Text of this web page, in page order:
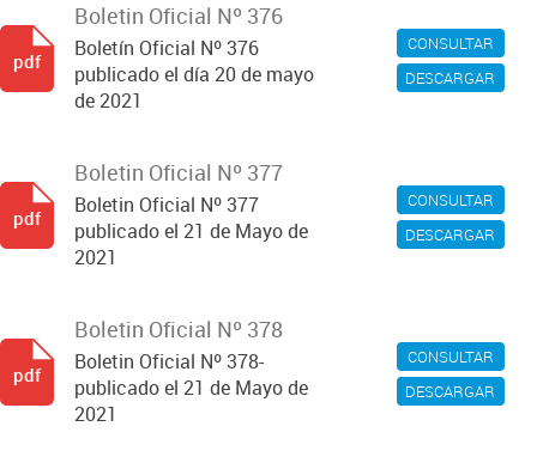
CONSULTAR
DESCARGAR
Boletin Oficial Nº 376
Boletín Oficial Nº 376
publicado el día 20 de mayo
de 2021
pdf
CONSULTAR
DESCARGAR
Boletin Oficial Nº 377
Boletin Oficial Nº 377
publicado el 21 de Mayo de
2021
pdf
CONSULTAR
DESCARGAR
Boletin Oficial Nº 378
Boletin Oficial Nº 378-
publicado el 21 de Mayo de
2021
pdf